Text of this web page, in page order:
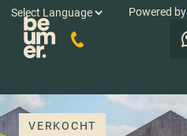
Powered by
VERKOCHT